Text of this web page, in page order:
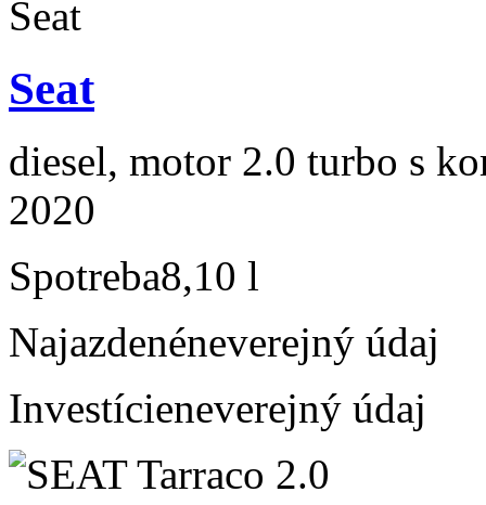
Seat
diesel, motor 2.0 turbo s
2020
Spotreba8,10 l
Najazdenéneverejný údaj
Investícieneverejný údaj